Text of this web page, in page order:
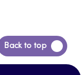
Back to top
Siirry
takaisin